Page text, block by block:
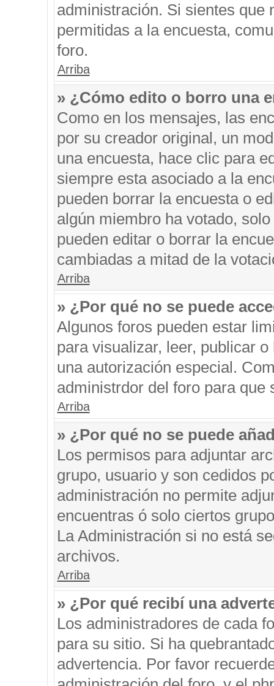
administración. Si sientes que
permitidas a la encuesta,
foro.
Arriba
» ¿Cómo edito o borro una
Como en los mensajes, las
por su creador original, un
una encuesta, hace clic para
siempre esta asociado a la
pueden borrar la encuesta o
algún miembro ha votado,
pueden editar o borrar la
cambiadas a mitad de la
Arriba
» ¿Por qué no se puede
Algunos foros pueden estar
para visualizar, leer, publicar
una autorización especial.
administrdor del foro para que
Arriba
» ¿Por qué no se puede
Los permisos para adjuntar
grupo, usuario y son cedidos
administración no permite
encuentras ó solo ciertos
La Administración si no está
archivos.
Arriba
» ¿Por qué recibí una
Los administradores de cada
para su sitio. Si ha
advertencia. Por favor